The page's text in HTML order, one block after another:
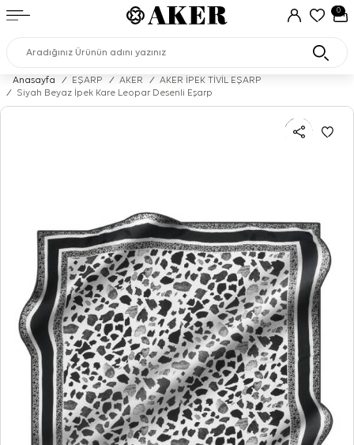
0
Anasayfa / EŞARP / AKER /
AKER İPEK TİVİL EŞARP
/
Siyah Beyaz İpek Kare Leopar Desenli Eşarp